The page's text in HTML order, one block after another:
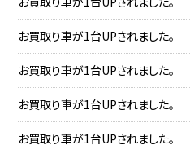
お買取り車が1台UPされました。
お買取り車が1台UPされました。
お買取り車が1台UPされました。
お買取り車が1台UPされました。